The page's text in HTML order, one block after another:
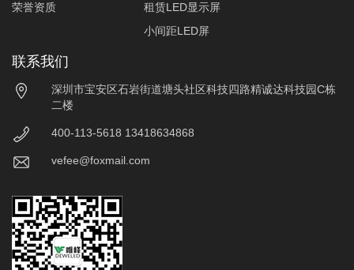
荣誉资质
租赁LED显示屏
小间距LED屏
联系我们
深圳市宝安区石岩街道塘头社区科技四路精诚达科技园C栋
二楼
400-113-5618 13418634868
vefee@foxmail.com